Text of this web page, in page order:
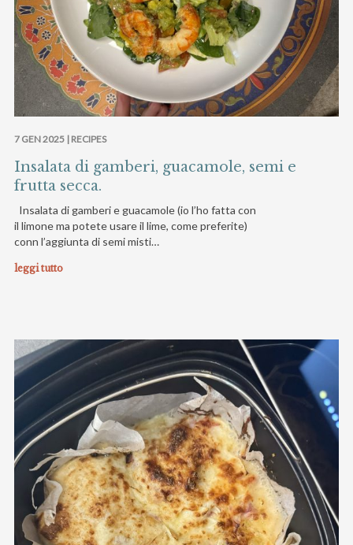
7 GEN 2025 | RECIPES
Insalata di gamberi, guacamole, semi e
frutta secca.
Insalata di gamberi e guacamole (io l’ho fatta con
il limone ma potete usare il lime, come preferite)
conn l’aggiunta di semi misti…
leggi tutto